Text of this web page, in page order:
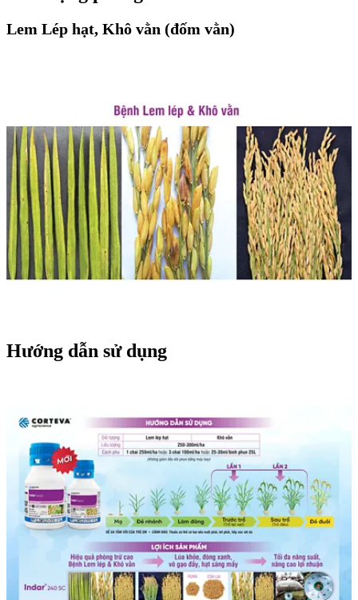
Lem Lép hạt, Khô vằn (đốm vằn)
Hướng dẫn sử dụng